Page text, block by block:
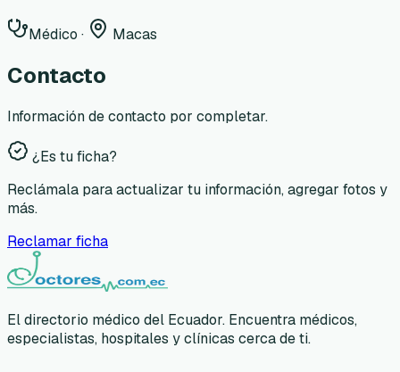
Médico · Macas
Contacto
Información de contacto por completar.
¿Es tu ficha?
Reclámala para actualizar tu información, agregar fotos y
más.
Reclamar ficha
El directorio médico del Ecuador. Encuentra médicos,
especialistas, hospitales y clínicas cerca de ti.